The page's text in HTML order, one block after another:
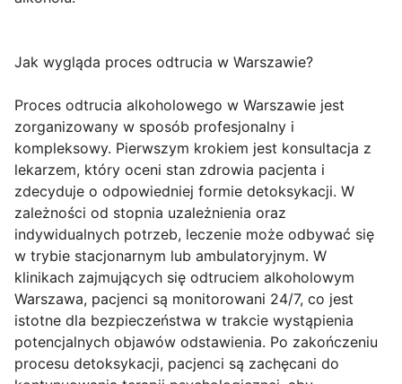
Jak wygląda proces odtrucia w Warszawie?
Proces odtrucia alkoholowego w Warszawie jest
zorganizowany w sposób profesjonalny i
kompleksowy. Pierwszym krokiem jest konsultacja z
lekarzem, który oceni stan zdrowia pacjenta i
zdecyduje o odpowiedniej formie detoksykacji. W
zależności od stopnia uzależnienia oraz
indywidualnych potrzeb, leczenie może odbywać się
w trybie stacjonarnym lub ambulatoryjnym. W
klinikach zajmujących się odtruciem alkoholowym
Warszawa, pacjenci są monitorowani 24/7, co jest
istotne dla bezpieczeństwa w trakcie wystąpienia
potencjalnych objawów odstawienia. Po zakończeniu
procesu detoksykacji, pacjenci są zachęcani do